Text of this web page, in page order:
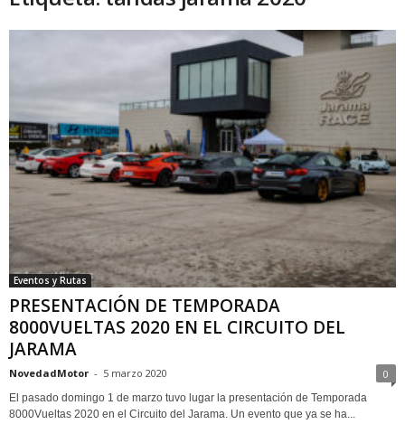
Eventos y Rutas
PRESENTACIÓN DE TEMPORADA
8000VUELTAS 2020 EN EL CIRCUITO DEL
JARAMA
NovedadMotor - 5 marzo 2020 0
El pasado domingo 1 de marzo tuvo lugar la presentación de Temporada
8000Vueltas 2020 en el Circuito del Jarama. Un evento que ya se ha...